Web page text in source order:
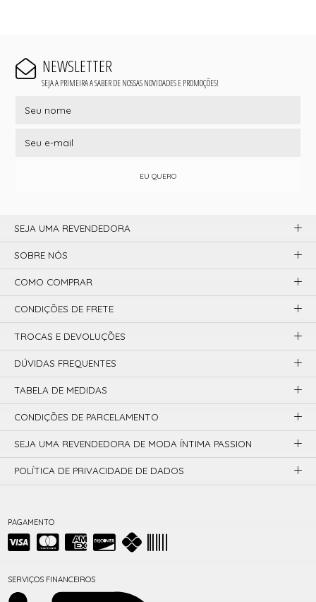
NEWSLETTER
SEJA A PRIMEIRA A SABER DE NOSSAS NOVIDADES E PROMOÇÕES!
EU QUERO
PAGAMENTO
SERVIÇOS FINANCEIROS
SEJA UMA REVENDEDORA
SOBRE NÓS
COMO COMPRAR
CONDIÇÕES DE FRETE
TROCAS E DEVOLUÇÕES
DÚVIDAS FREQUENTES
TABELA DE MEDIDAS
CONDIÇÕES DE PARCELAMENTO
SEJA UMA REVENDEDORA DE MODA ÍNTIMA PASSION
POLÍTICA DE PRIVACIDADE DE DADOS